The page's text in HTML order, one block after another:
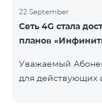
22 September
Сеть 4G стала
планов
Уважаемый
для действующих